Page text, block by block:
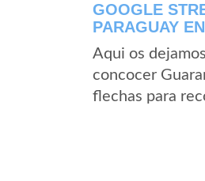
GOOGLE
PARAGUAY
Aqui os
concocer
flechas para